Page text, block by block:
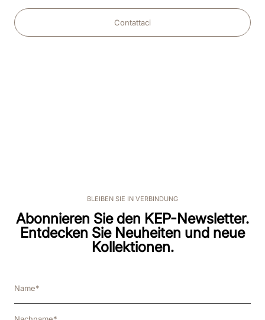
Contattaci
BLEIBEN SIE IN VERBINDUNG
Abonnieren Sie den KEP-Newsletter.
Entdecken Sie Neuheiten und neue
Kollektionen.